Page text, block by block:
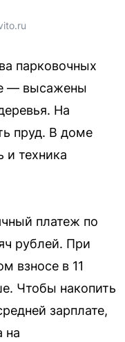
парковочных
— высажены
На
пруд. В доме
и техника
платеж по
рублей. При
взносе в 11
Чтобы накопить
зарплате,
на